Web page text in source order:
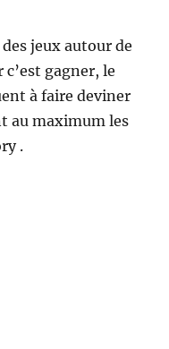
jeux autour de
gagner, le
à faire deviner
au maximum les
.